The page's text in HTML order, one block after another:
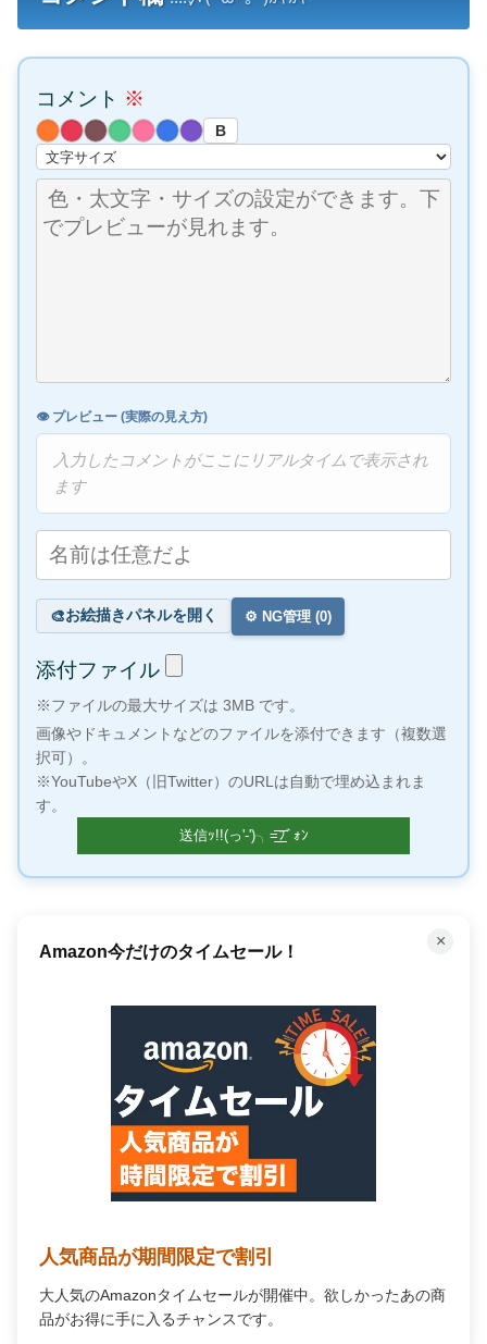
コメント ※
B
👁️ プレビュー (実際の見え方)
入力したコメントがここにリアルタイムで表示され
ます
🎨お絵描きパネルを開く ⚙️ NG管理 (0)
添付ファイル
※ファイルの最大サイズは 3MB です。
画像やドキュメントなどのファイルを添付できます（複数選
択可）。
※YouTubeやX（旧Twitter）のURLは自動で埋め込まれま
す。
×
Amazon今だけのタイムセール！
人気商品が期間限定で割引
大人気のAmazonタイムセールが開催中。欲しかったあの商
品がお得に手に入るチャンスです。